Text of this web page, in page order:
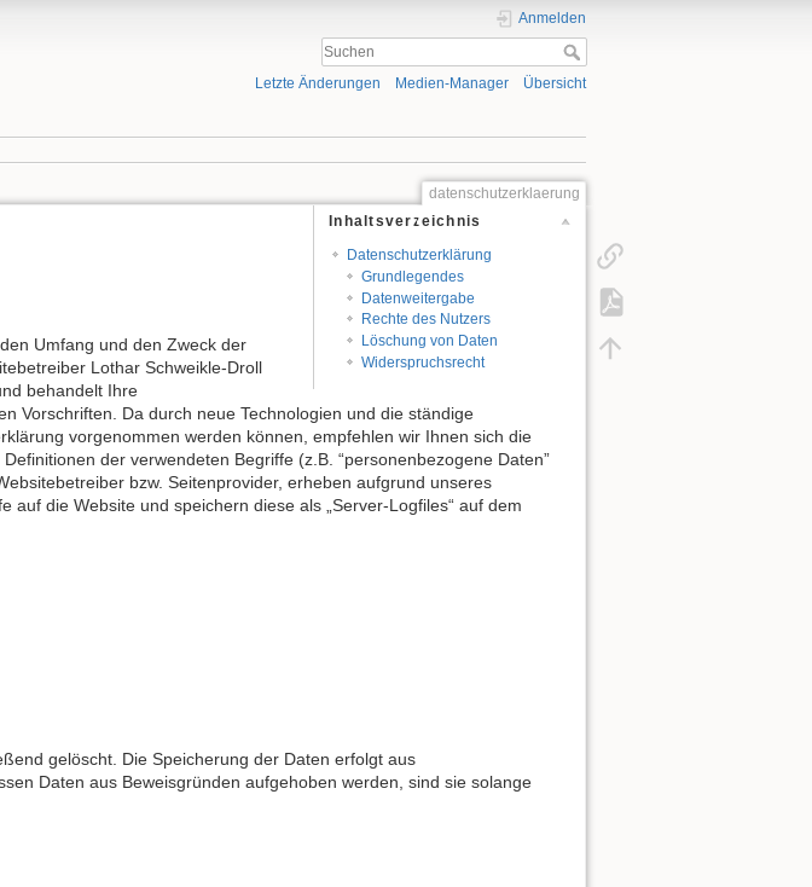
Anmelden
Letzte Änderungen Medien-Manager Übersicht
datenschutzerklaerung
Inhaltsverzeichnis
Datenschutzerklärung
Grundlegendes
Datenweitergabe
Rechte des Nutzers
Löschung von Daten
Widerspruchsrecht
Umfang und den Zweck der
Lothar Schweikle-Droll
behandelt Ihre
Vorschriften. Da durch neue Technologien und die ständige
vorgenommen werden können, empfehlen wir Ihnen sich die
der verwendeten Begriffe (z.B. “personenbezogene Daten”
bzw. Seitenprovider, erheben aufgrund unseres
die Website und speichern diese als „Server-Logfiles“ auf dem
gelöscht. Die Speicherung der Daten erfolgt aus
Daten aus Beweisgründen aufgehoben werden, sind sie solange